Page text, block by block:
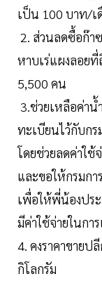
เป็น 100 บาท/เ
2. ส่วนลดซื้อก๊า
หาบเร่แผงลอย
5,500 คน
3.ช่วยเหลือค่า
ทะเบียนไว้กับก
โดยช่วยลดค่าใ
และขอให้กรมกา
เพื่อให้พี่น้องปร
มีค่าใช้จ่ายในกา
4. คงราคาขายป
กิโลกรัม